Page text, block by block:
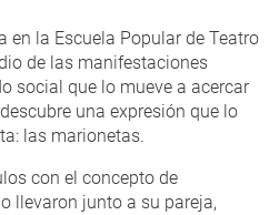
en la Escuela Popular de Teatro
de las manifestaciones
social que lo mueve a acercar
una expresión que lo
las marionetas.
con el concepto de
llevaron junto a su pareja,